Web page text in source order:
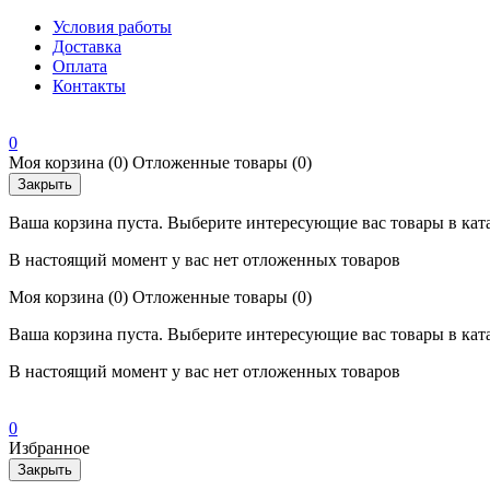
Условия работы
Доставка
Оплата
Контакты
0
Моя корзина (0) Отложенные товары (0)
Закрыть
Ваша корзина пуста. Выберите интересующие вас товары в
В настоящий момент у вас нет отложенных товаров
Моя корзина (0) Отложенные товары (0)
Ваша корзина пуста. Выберите интересующие вас товары в
В настоящий момент у вас нет отложенных товаров
0
Избранное
Закрыть